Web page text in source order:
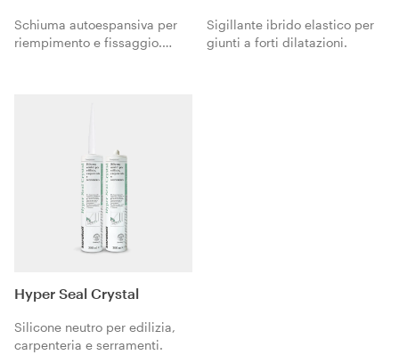
Schiuma autoespansiva per
riempimento e fissaggio.
Sigillante ibrido elastico per
giunti a forti dilatazioni.
Hyper Seal Crystal
Silicone neutro per edilizia,
carpenteria e serramenti.